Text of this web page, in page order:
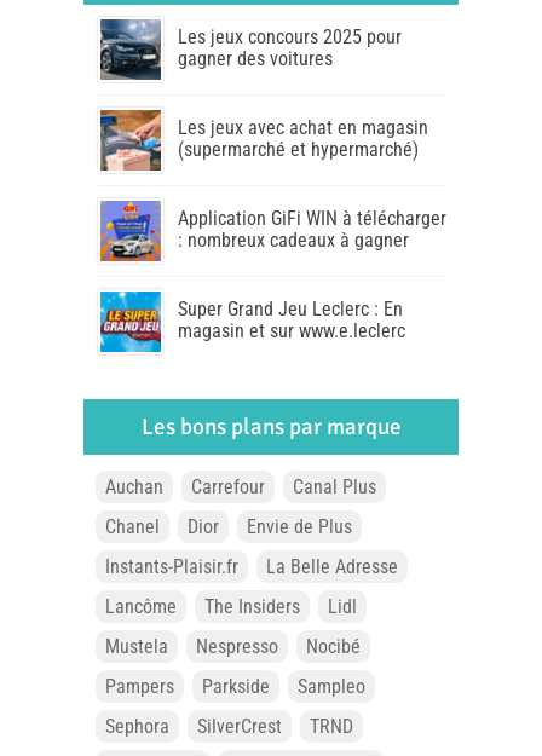
Les jeux concours 2025 pour
gagner des voitures
Les jeux avec achat en magasin
(supermarché et hypermarché)
Application GiFi WIN à télécharger
: nombreux cadeaux à gagner
Super Grand Jeu Leclerc : En
magasin et sur www.e.leclerc
Les bons plans par marque
Auchan Carrefour
Canal Plus
Chanel
Dior
Envie de Plus
Instants-Plaisir.fr
La Belle Adresse
Lancôme
The Insiders
Lidl
Mustela
Nespresso
Nocibé
Pampers
Parkside
Sampleo
Sephora
SilverCrest
TRND